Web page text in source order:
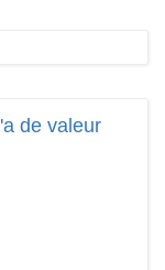
de valeur